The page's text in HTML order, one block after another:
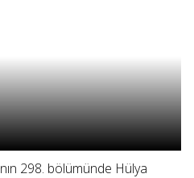
298. bölümünde Hülya